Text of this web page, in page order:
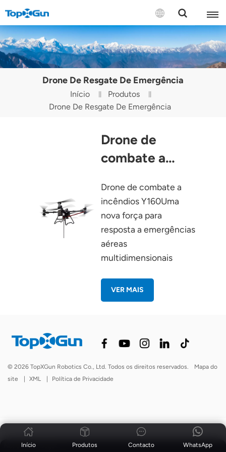
CONTACTE-NOS
English
Español
Русский
Português(Brasil)
Tiếng Việt
Drone De Resgate De Emergência
Início
Produtos
Drone De Resgate De Emergência
Drone de
combate a
Drone de combate a
incêndios Y160Uma
nova força para
resposta a emergências
aéreas
multidimensionais
VER MAIS
Notícias |
© 2026 TopXGun Robotics Co., Ltd. Todos os direitos reservados.
Mapa do
site
| XML | Política de Privacidade
Início Produtos WhatsApp
Contacto